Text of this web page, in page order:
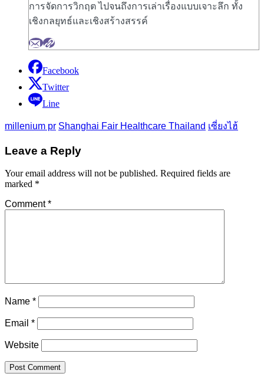
การจัดการวิกฤต ไปจนถึงการเล่าเรื่องแบบเจาะลึก ทั้ง
เชิงกลยุทธ์และเชิงสร้างสรรค์
Facebook
Twitter
Line
millenium pr Shanghai Fair Healthcare Thailand เซี่ยงไฮ้
Leave a Reply
Your email address will not be published. Required fields are
marked *
Comment*
Name *
Email *
Website